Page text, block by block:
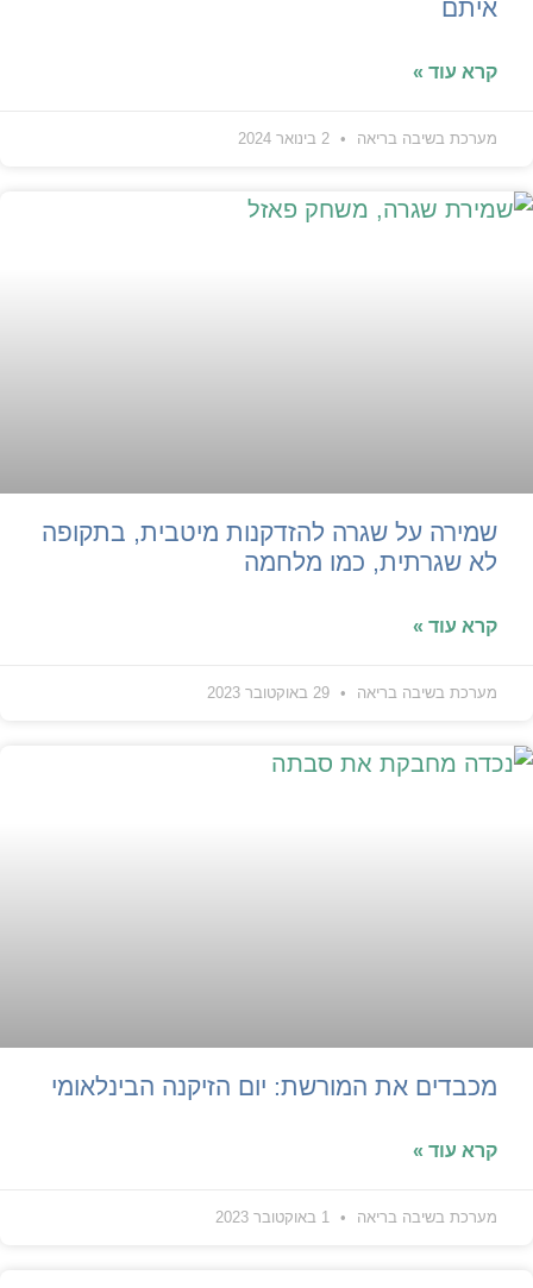
איתם
קרא עוד »
מערכת בשיבה בריאה
שמירה על שגרה להזדקנות מיטבית, בתקופה
לא שגרתית, כמו מלחמה
קרא עוד »
מערכת בשיבה בריאה
מכבדים את המורשת: יום הזיקנה הבינלאומי
קרא עוד »
מערכת בשיבה בריאה